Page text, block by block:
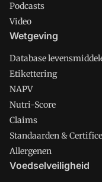
Podcasts
Video
Wetgeving
Database
Etikettering
NAPV
Nutri-Score
Claims
Standaarden &
Allergenen
Voedselveiligheid